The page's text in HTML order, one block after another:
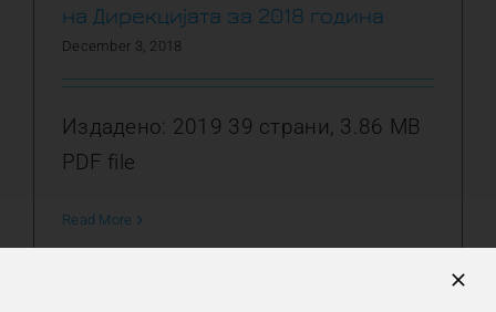
на Дирекцијата за 2018 година
December 3, 2018
Издадено: 2019 39 страни, 3.86 MB
PDF file
Read More